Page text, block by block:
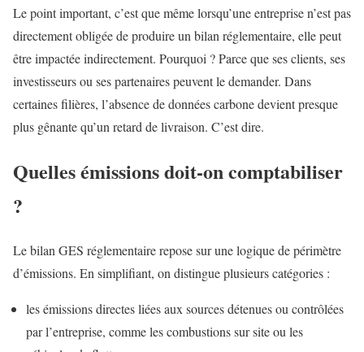
Le point important, c’est que même lorsqu’une entreprise n’est pas
directement obligée de produire un bilan réglementaire, elle peut
être impactée indirectement. Pourquoi ? Parce que ses clients, ses
investisseurs ou ses partenaires peuvent le demander. Dans
certaines filières, l’absence de données carbone devient presque
plus gênante qu’un retard de livraison. C’est dire.
Quelles émissions doit-on comptabiliser
?
Le bilan GES réglementaire repose sur une logique de périmètre
d’émissions. En simplifiant, on distingue plusieurs catégories :
les émissions directes liées aux sources détenues ou contrôlées
par l’entreprise, comme les combustions sur site ou les